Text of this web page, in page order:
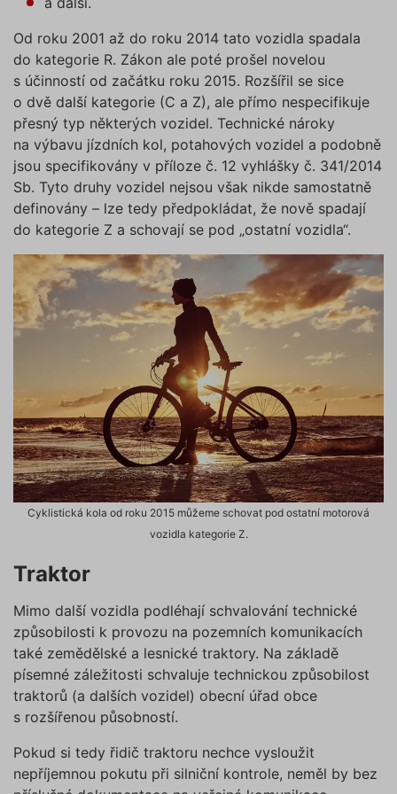
Od roku 2001 až do roku 2014 tato vozidla spadala
do kategorie R. Zákon ale poté prošel novelou
s účinností od začátku roku 2015. Rozšířil se sice
o dvě další kategorie (C a Z), ale přímo nespecifikuje
přesný typ některých vozidel. Technické nároky
na výbavu jízdních kol, potahových vozidel a podobně
jsou specifikovány v příloze č. 12 vyhlášky č. 341/2014
Sb. Tyto druhy vozidel nejsou však nikde samostatně
definovány – lze tedy předpokládat, že nově spadají
do kategorie Z a schovají se pod „ostatní vozidla“.
Cyklistická kola od roku 2015 můžeme schovat pod ostatní motorová
vozidla kategorie Z.
Traktor
Mimo další vozidla podléhají schvalování technické
způsobilosti k provozu na pozemních komunikacích
také zemědělské a lesnické traktory. Na základě
písemné záležitosti schvaluje technickou způsobilost
traktorů (a dalších vozidel) obecní úřad obce
s rozšířenou působností.
Pokud si tedy řidič traktoru nechce vysloužit
nepříjemnou pokutu při silniční kontrole, neměl by bez
využívat pouze s Vaším
můžete udělit zaškrtnutím
políčka u příslušného druhu
cookies pod tlačítkem „Upravit
preference“. Souhlas s použitím
všech těchto typů cookies
můžete udělit také jednoduše
jedním kliknutím na tlačítko
„Povolit všechny cookies“. Pokud
si nepřejete udělit souhlas s
používáním žádného z
na tlačítko „Povolit pouze nutné
cookies“, a my budeme využívat
pouze tzv. nutné nebo funkční
cookies, jejichž použití je
nezbytné pro chod této webové
stránky. Nastavení cookies
můžete kdykoliv upravit na
podstránce "Změnit nastavení
Cookies" v zápatí našich
internetových stránek. Další
informace naleznete v našich
Zásadách ochrany osobních
údajů aZásadách používání
souborů cookie .“
SOUBORY CÍLENÍ
FUNKČNÍ SOUBORY
NEZAŘAZENÉ SOUBORY
Nezbytně nutné soubory
Výkonové soubory
Soubory cílení
Funkční soubory
Nezařazené soubory
Nezbytně nutné soubory cookies
zprostředkovávají základní funkčnost stránky,
web bez nich nemůže fungovat. Tyto cookies
můžeme využívat i bez Vašeho souhlasu.
Název
Poskytovatel /
Doména
Vyprší
affiliate
.povinne-
ruceni.com
1 den
Tento
cookie
a
dalšího
utm_campaign
.povinne-
ruceni.com
1 den
cookie
utm_source
.povinne-
ruceni.com
1 den
cookie